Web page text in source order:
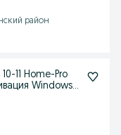
район
11 Home-Pro
Windows